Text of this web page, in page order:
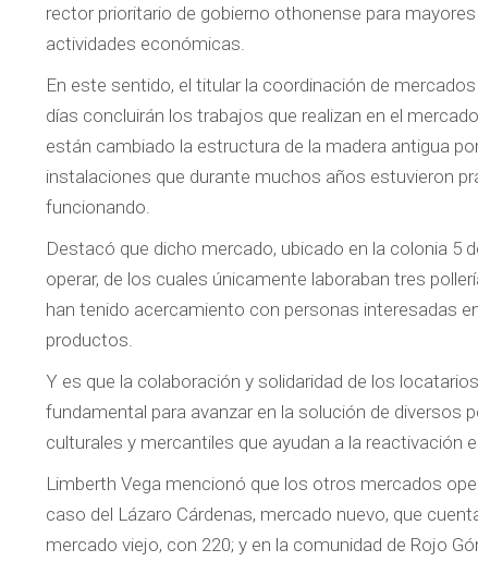
rector prioritario de gobierno othonense para
actividades económicas.
En este sentido, el titular la coordinación de
días concluirán los trabajos que realizan en el
están cambiado la estructura de la madera antigua
instalaciones que durante muchos años estuvieron
funcionando.
Destacó que dicho mercado, ubicado en la colonia 5
operar, de los cuales únicamente laboraban tres
han tenido acercamiento con personas interesadas
productos.
Y es que la colaboración y solidaridad de los
fundamental para avanzar en la solución de diversos
culturales y mercantiles que ayudan a la reactivación
Limberth Vega mencionó que los otros mercados
caso del Lázaro Cárdenas, mercado nuevo, que
mercado viejo, con 220; y en la comunidad de Rojo